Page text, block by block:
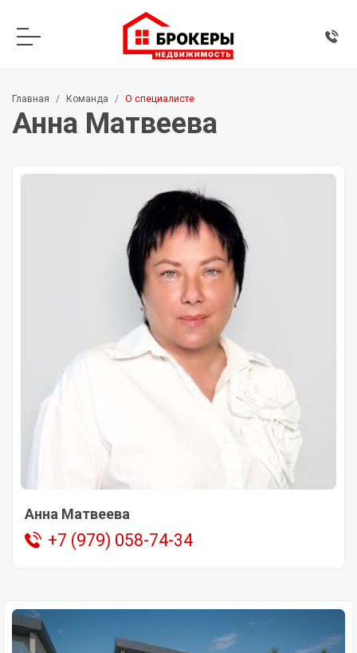
Главная Команда О специалисте
Анна Матвеева
Анна Матвеева
+7 (979) 058-74-34